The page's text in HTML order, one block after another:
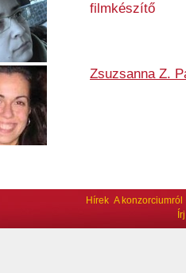
filmkészítő
Zsuzsanna Z.
Hírek A konzorciumról